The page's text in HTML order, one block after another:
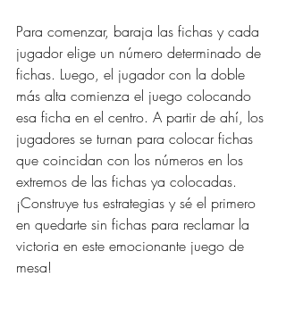
Para comenzar, baraja las fichas y cada
jugador elige un número determinado de
fichas. Luego, el jugador con la doble
más alta comienza el juego colocando
esa ficha en el centro. A partir de ahí, los
jugadores se turnan para colocar fichas
que coincidan con los números en los
extremos de las fichas ya colocadas.
¡Construye tus estrategias y sé el primero
en quedarte sin fichas para reclamar la
victoria en este emocionante juego de
mesa!